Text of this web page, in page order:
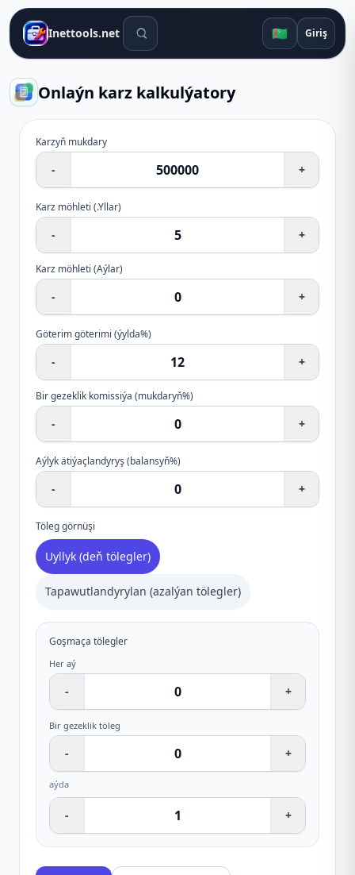
Inettools.net Gözleg gurallary 🇹🇲 Giriş
Onlaýn karz kalkulýatory
Karzyň mukdary
- +
Karz möhleti (.Yllar)
- +
Karz möhleti (Aýlar)
- +
Göterim göterimi (ýylda%)
- +
Bir gezeklik komissiýa (mukdaryň%)
- +
Aýlyk ätiýaçlandyryş (balansyň%)
- +
Töleg görnüşi
Uyllyk (deň tölegler)
Tapawutlandyrylan (azalýan tölegler)
Goşmaça tölegler
Her aý
- +
Bir gezeklik töleg
- +
aýda
- +